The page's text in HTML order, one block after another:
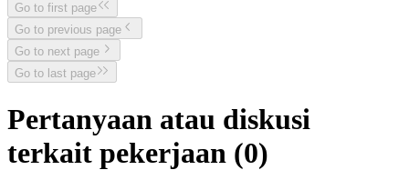
Go to first page
Go to previous page
Go to next page
Go to last page
Pertanyaan atau diskusi
terkait pekerjaan (0)